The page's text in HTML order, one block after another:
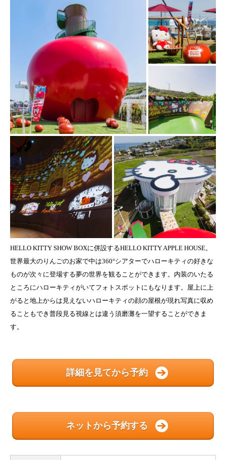
HELLO KITTY SHOW BOXに併設するHELLO KITTY APPLE HOUSE。
世界最大のりんごのお家で中は360°シアターでハローキティの好きな
ものが次々に登場する夢の世界を観ることができます。内装のいたる
ところにハローキティがいてフォトスポットにもなります。屋上に上
がると地上からは見えないハローキティの顔の屋根が現れ写真に収め
ることもでき普段見る視線とは違う須磨灘を一望することができま
す。
詳細を見てから予約
ネットから予約する